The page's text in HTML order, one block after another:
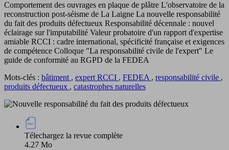
Comportement des ouvrages en plaque de plâtre L'observatoire de la
reconstruction post-séisme de La Laigne La nouvelle responsabilité
du fait des produits défectueux Responsabilité décennale : nouvel
éclairage sur l'imputabilité Valeur probatoire d'un rapport d'expertise
amiable RCCI : cadre international, spécificité française et exigences
de compétence Colloque "La responsabilité civile de l'expert" Le
guide de conformité au RGPD de la FEDEA
Mots-clés : bâtiment , expert RCCI , FEDEA , responsabilité civile ,
produits défectueux , catastrophes naturelles
Télechargez la revue complète
4.27 Mo